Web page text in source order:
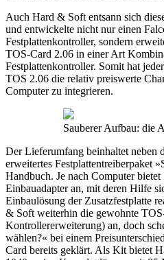
Auch Hard & Soft entsann sich
und entwickelte nicht nur einen
Festplattenkontroller, sondern
TOS-Card 2.06 in einer Art
Festplattenkontroller. Somit hat
TOS 2.06 die relativ preiswerte
Computer zu integrieren.
Sauberer Aufbau: die
Der Lieferumfang beinhaltet neben
erweitertes Festplattentreiberpaket
Handbuch. Je nach Computer
Einbauadapter an, mit deren Hilfe
Einbaulösung der Zusatzfestplatte
& Soft weiterhin die gewohnte
Kontrollererweiterung) an, doch
wählen?« bei einem
Card bereits geklärt. Als Kit bietet